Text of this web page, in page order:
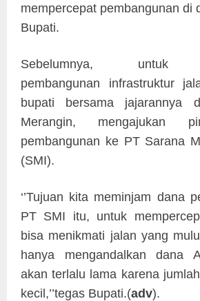
mempercepat pembangunan di
Bupati.
Sebelumnya, untuk
pembangunan infrastruktur
bupati bersama jajarannya
Merangin, mengajukan
pembangunan ke PT Sarana
(SMI).
‘’Tujuan kita meminjam dana
PT SMI itu, untuk
bisa menikmati jalan yang
hanya mengandalkan dana
akan terlalu lama karena
kecil,’’tegas Bupati.(adv).